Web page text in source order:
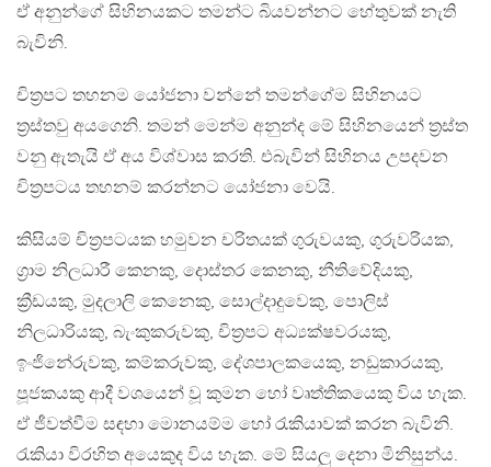
ඒ අනුන්ගේ සිහිනයකට තමන්ට බියවන්නට හේතුවක් නැති
බැවිනි.
චිත්‍රපට තහනම යෝජනා වන්නේ තමන්ගේම සිහිනයට
ත්‍රස්තවු අයගෙනි. තමන් මෙන්ම අනුන්ද මේ සිහිනයෙන් ත්‍රස්ත
වනු ඇතැයි ඒ අය විශ්වාස කරති. එබැවින් සිහිනය උපදවන
චිත්‍රපටය තහනම් කරන්නට යෝජනා වෙයි.
කිසියම් චිත්‍රපටයක හමුවන චරිතයක් ගුරුවයකු, ගුරුවරියක,
ග්‍රාම නිලධාරී කෙනකු, දොස්තර කෙනකු, නීතිවේදියකු,
ක්‍රීඩයකු, මුදලාලි කෙනෙකු, සොල්දාදුවෙකු, පොලිස්
නිලධාරියකු, බැංකුකරුවකු, චිත්‍රපට අධ්‍යක්ෂවරයකු,
ඉංජිනේරුවකු, කම්කරුවකු, දේශපාලකයෙකු, නඩුකාරයකු,
පූජකයකු ආදී වශයෙන් වූ කුමන හෝ වෘත්තිකයෙකු විය හැක.
ඒ ජීවත්වීම සඳහා මොනයම්ම හෝ රැකියාවක් කරන බැවිනි.
රැකියා විරහිත අයෙකුද විය හැක. මේ සියලු දෙනා මිනිසුන්ය.